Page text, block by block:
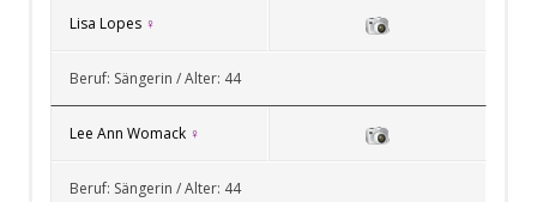
Lisa Lopes ♀
Beruf: Sängerin / Alter: 44
Lee Ann Womack ♀
Beruf: Sängerin / Alter: 44